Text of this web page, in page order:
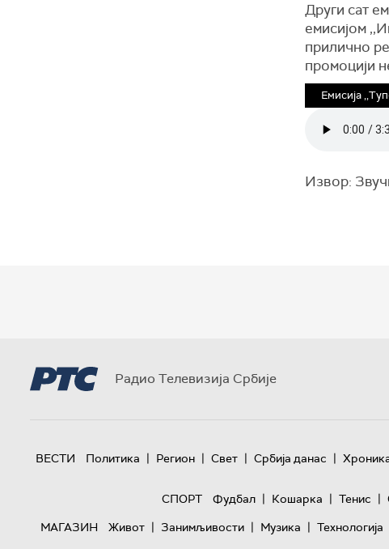
Други сат
емисијом
прилично
промоцији
Емисија
Извор:
Радио Телевизија Србије
ВЕСТИ Политика | Регион | Свет | Србија данас |
СПОРТ
Фудбал | Кошарка | Тенис |
МАГАЗИН
Живот | Занимљивости | Музика | Технологијa